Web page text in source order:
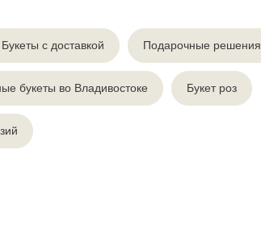
Букеты с доставкой Подарочные решения
букеты во Владивостоке Букет роз